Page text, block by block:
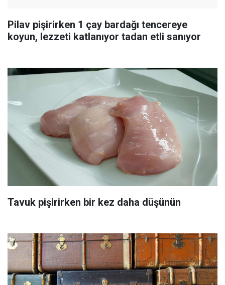
Pilav pişirirken 1 çay bardağı tencereye
koyun, lezzeti katlanıyor tadan etli sanıyor
Tavuk pişirirken bir kez daha düşünün